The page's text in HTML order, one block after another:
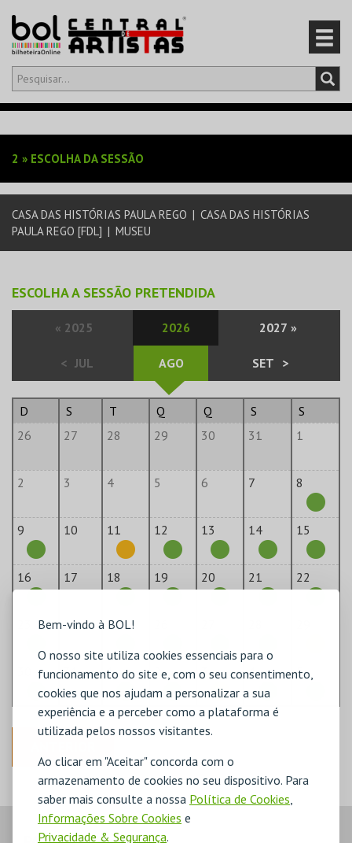
Bem-vindo à BOL!
O nosso site utiliza cookies essenciais para o
funcionamento do site e, com o seu consentimento,
cookies que nos ajudam a personalizar a sua
experiência e a perceber como a plataforma é
utilizada pelos nossos visitantes.
Ao clicar em "Aceitar" concorda com o
armazenamento de cookies no seu dispositivo. Para
saber mais consulte a nossa Política de Cookies
Informações Sobre Cookies e
Privacidade & Segurança.
Olá,iniciar sessão
EVENTOS
CARTÕES
2 » ESCOLHA DA SESSÃO
CASA DAS HISTÓRIAS PAULA REGO | CASA DAS HISTÓRIAS
PAULA REGO [FDL] | MUSEU
ESCOLHA A SESSÃO PRETENDIDA
« 2025 2026 2027 »
< JUL AGO SET >
D S T Q Q S
S
26
27 28 29 30 31 1
2 3 4 5 6 7 8
9 10 11 12 13 14 15
16 17 18 19 20 21 22
24 25
31 1 2 3 4 5